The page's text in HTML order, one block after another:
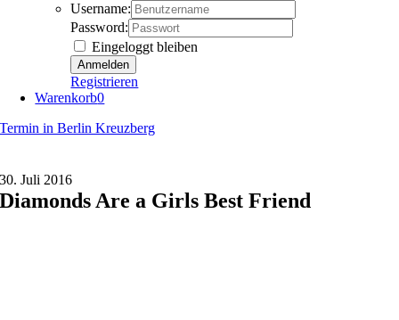
Username:
Password:
Eingeloggt bleiben
Registrieren
Warenkorb0
Termin in Berlin Kreuzberg
30. Juli 2016
Diamonds Are a Girls Best Friend